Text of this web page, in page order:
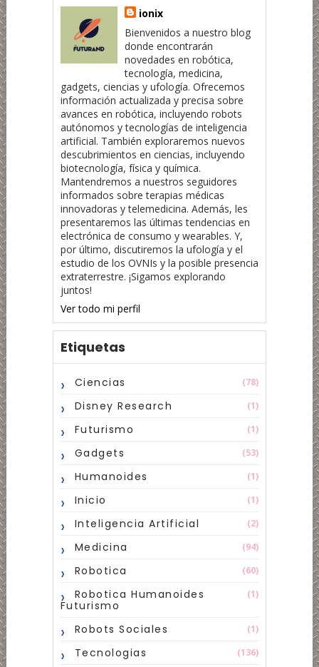
ionix
Bienvenidos a nuestro blog
donde encontrarán
novedades en robótica,
tecnología, medicina,
gadgets, ciencias y ufología. Ofrecemos
información actualizada y precisa sobre
avances en robótica, incluyendo robots
autónomos y tecnologías de inteligencia
artificial. También exploraremos nuevos
descubrimientos en ciencias, incluyendo
biotecnología, física y química.
Mantendremos a nuestros seguidores
informados sobre terapias médicas
innovadoras y telemedicina. Además, les
presentaremos las últimas tendencias en
electrónica de consumo y wearables. Y,
por último, discutiremos la ufología y el
estudio de los OVNIs y la posible presencia
extraterrestre. ¡Sigamos explorando
juntos!
Ver todo mi perfil
Etiquetas
Ciencias (78)
Disney Research (1)
Futurismo (1)
Gadgets (53)
Humanoides (1)
Inicio (1)
Inteligencia Artificial (2)
Medicina (94)
Robotica (60)
Robotica Humanoides
Futurismo
(1)
Robots Sociales (1)
Tecnologias (136)